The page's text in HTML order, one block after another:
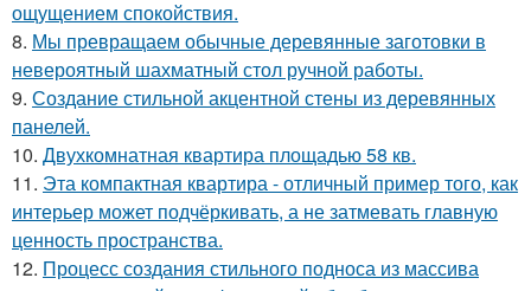
ощущением спокойствия.
8. Мы превращаем обычные деревянные заготовки в
невероятный шахматный стол ручной работы.
9. Создание стильной акцентной стены из деревянных
панелей.
10. Двухкомнатная квартира площадью 58 кв.
11. Эта компактная квартира - отличный пример того, как
интерьер может подчёркивать, а не затмевать главную
ценность пространства.
12. Процесс создания стильного подноса из массива